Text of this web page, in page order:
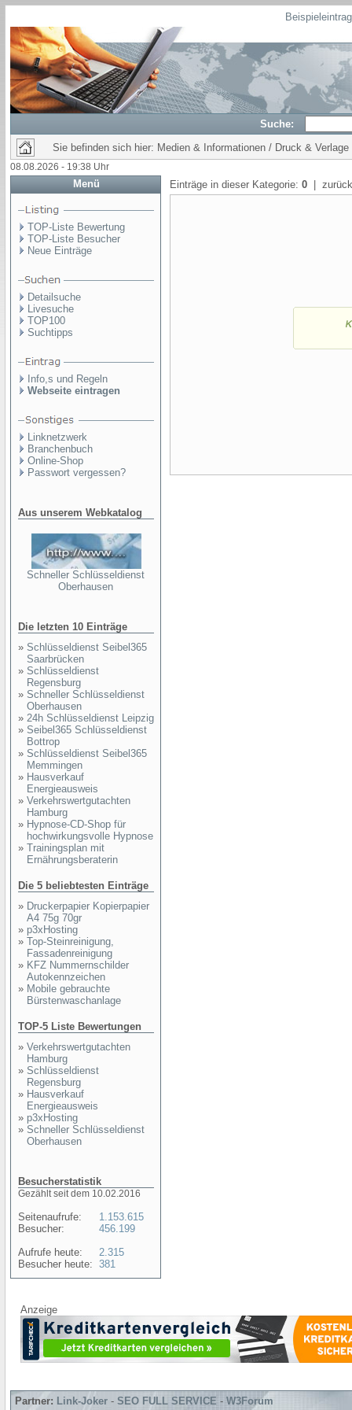
Suche:
Sie befinden sich hier: Medien & Informationen / Druck & Verlage
08.08.2026 - 19:38 Uhr
Menü
TOP-Liste Bewertung
TOP-Liste Besucher
Neue Einträge
Detailsuche
Livesuche
TOP100
Suchtipps
Info,s und Regeln
Webseite eintragen
Linknetzwerk
Branchenbuch
Online-Shop
Passwort vergessen?
Aus unserem Webkatalog
Schneller Schlüsseldienst
Oberhausen
Die letzten 10 Einträge
» Schlüsseldienst Seibel365
Saarbrücken
» Schlüsseldienst
Regensburg
» Schneller Schlüsseldienst
Oberhausen
» 24h Schlüsseldienst Leipzig
» Seibel365 Schlüsseldienst
Bottrop
» Schlüsseldienst Seibel365
Memmingen
» Hausverkauf
Energieausweis
» Verkehrswertgutachten
Hamburg
» Hypnose-CD-Shop für
hochwirkungsvolle Hypnose
» Trainingsplan mit
Ernährungsberaterin
Die 5 beliebtesten Einträge
» Druckerpapier Kopierpapier
A4 75g 70gr
» p3xHosting
» Top-Steinreinigung,
Fassadenreinigung
» KFZ Nummernschilder
Autokennzeichen
» Mobile gebrauchte
Bürstenwaschanlage
TOP-5 Liste Bewertungen
» Verkehrswertgutachten
Hamburg
» Schlüsseldienst
Regensburg
» Hausverkauf
Energieausweis
» p3xHosting
» Schneller Schlüsseldienst
Oberhausen
Besucherstatistik
Gezählt seit dem 10.02.2016
Seitenaufrufe:
Besucher:
Aufrufe heute:
Besucher heute:
1.153.615
456.199
2.315
381
Einträge in dieser Kategorie: 0 |
Anzeige
Partner: Link-Joker - SEO FULL SERVICE - W3Forum